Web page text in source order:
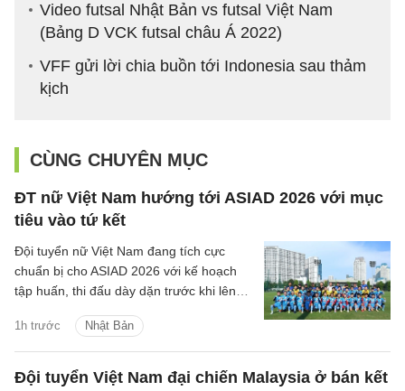
Video futsal Nhật Bản vs futsal Việt Nam
(Bảng D VCK futsal châu Á 2022)
VFF gửi lời chia buồn tới Indonesia sau thảm
kịch
CÙNG CHUYÊN MỤC
ĐT nữ Việt Nam hướng tới ASIAD 2026 với mục
tiêu vào tứ kết
1h trước Nhật Bản
Đội tuyển nữ Việt Nam đang tích cực
chuẩn bị cho ASIAD 2026 với kế hoạch
tập huấn, thi đấu dày dặn trước khi lên
Đội tuyển Việt Nam đại chiến Malaysia ở bán kết